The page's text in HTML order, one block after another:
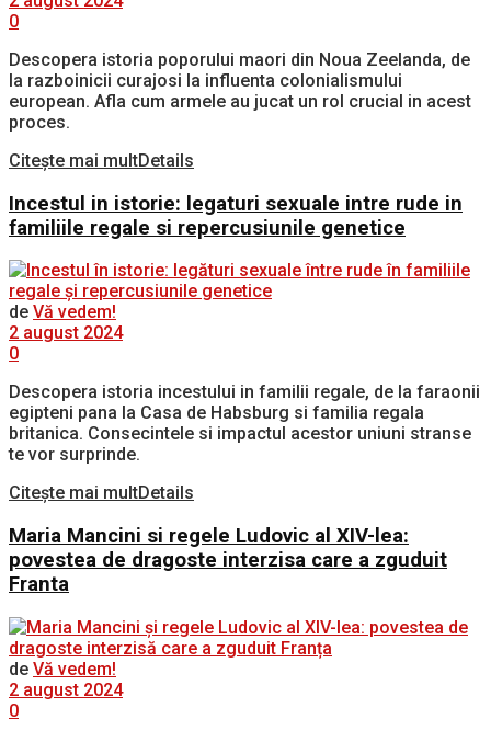
0
Descopera istoria poporului maori din Noua Zeelanda, de
la razboinicii curajosi la influenta colonialismului
european. Afla cum armele au jucat un rol crucial in acest
proces.
Citește mai multDetails
Incestul in istorie: legaturi sexuale intre rude in
familiile regale si repercusiunile genetice
de Vă vedem!
2 august 2024
0
Descopera istoria incestului in familii regale, de la faraonii
egipteni pana la Casa de Habsburg si familia regala
britanica. Consecintele si impactul acestor uniuni stranse
te vor surprinde.
Citește mai multDetails
Maria Mancini si regele Ludovic al XIV-lea:
povestea de dragoste interzisa care a zguduit
Franta
de Vă vedem!
2 august 2024
0